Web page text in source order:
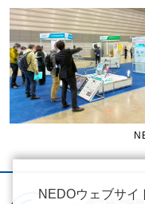
NEDOウェブサイ